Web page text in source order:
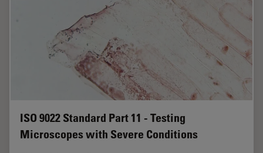
ISO 9022 Standard Part 11 - Testing
Microscopes with Severe Conditions